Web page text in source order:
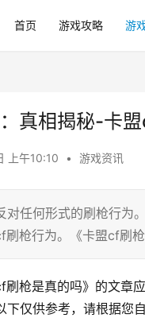
首页 游戏攻略 游
真相揭秘-卡
上午10:10 • 游戏资讯
对任何形式的刷枪行为
枪行为。《卡盟cf刷枪
刷枪是真的吗》的文章
下仅供参考，请根据您